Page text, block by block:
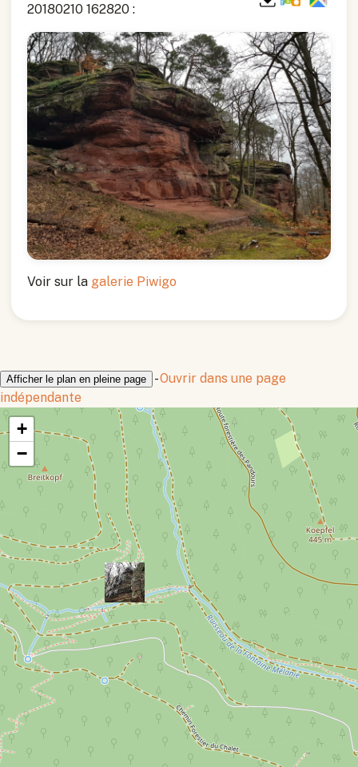
20180210 162820 :
Voir sur la galerie Piwigo
Afficher le plan en pleine page -Ouvrir dans une page
indépendante